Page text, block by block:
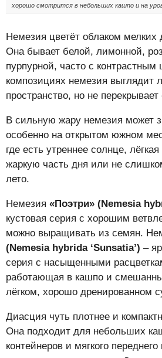
хорошо смотрится в небольших кашпо и на
Немезия цветёт облаком мелких
Она бывает белой, лимонной,
пурпурной, часто с контрастным
композициях немезия выглядит
пространство, но не
В сильную жару немезия может
особенно на открытом южном
где есть утреннее солнце,
жаркую часть дня или не
лето.
Немезия «Поэтри» (Nemesia
кустовая серия с хорошим
можно выращивать из семян.
(Nemesia hybrida ‘Sunsatia’) –
серия с насыщенными
работающая в кашпо и
лёгком, хорошо дренированном
Диасция чуть плотнее и
Она подходит для небольших
контейнеров и мягкого